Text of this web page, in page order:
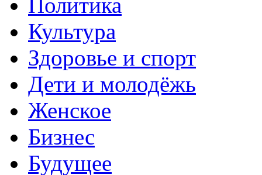
Культура
Здоровье и спорт
Дети и молодёжь
Женское
Бизнес
Будущее